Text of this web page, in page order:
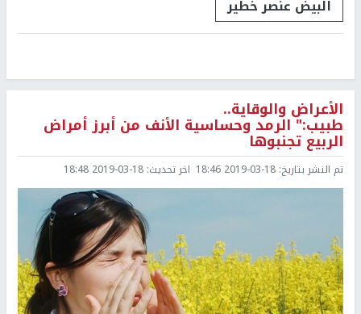
البيض عنصر خطير
الأعراض والوقاية..
طبيب:" الرمد وحساسية الأنف من أبرز أمراض
الربيع تجنبوها
تم النشر بتاريخ: 2019-03-18 18:46 اخر تحديث: 2019-03-18 18:48